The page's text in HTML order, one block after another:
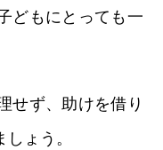
どもにとっても一
せず、助けを借り
ょう。